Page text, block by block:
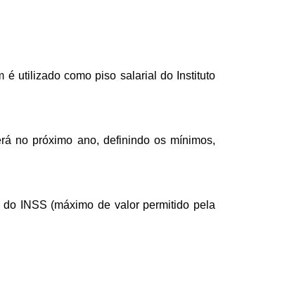
é utilizado como piso salarial do Instituto
no próximo ano, definindo os mínimos,
INSS (máximo de valor permitido pela